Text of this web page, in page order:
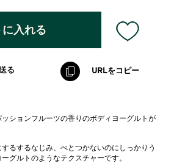
に入れる
る URLをコピー
ションフルーツの香りのボディヨーグルトが
るするなじみ、べとつかないのにしっかりう
グルトのようなテクスチャーです。